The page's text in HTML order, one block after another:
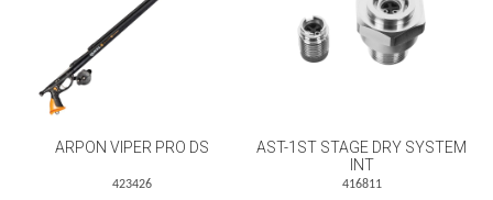
ARPON VIPER PRO DS
423426
AST-1ST STAGE DRY SYSTEM
INT
416811